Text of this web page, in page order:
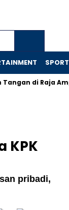
SPORT
di Raja Ampat
KPK
pribadi,